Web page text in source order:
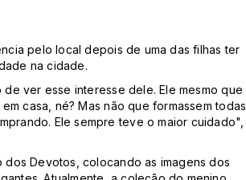
pelo local depois de uma das filhas ter
na cidade.
ver esse interesse dele. Ele mesmo que
casa, né? Mas não que formassem todas
Ele sempre teve o maior cuidado",
Devotos, colocando as imagens dos